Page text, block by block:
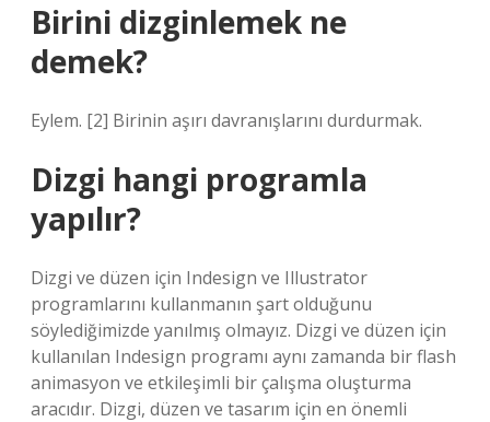
Birini dizginlemek ne
demek?
Eylem. [2] Birinin aşırı davranışlarını durdurmak.
Dizgi hangi programla
yapılır?
Dizgi ve düzen için Indesign ve Illustrator
programlarını kullanmanın şart olduğunu
söylediğimizde yanılmış olmayız. Dizgi ve düzen için
kullanılan Indesign programı aynı zamanda bir flash
animasyon ve etkileşimli bir çalışma oluşturma
aracıdır. Dizgi, düzen ve tasarım için en önemli